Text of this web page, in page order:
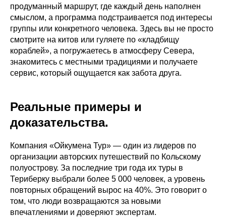
продуманный маршрут, где каждый день наполнен
смыслом, а программа подстраивается под интересы
группы или конкретного человека. Здесь вы не просто
смотрите на китов или гуляете по «кладбищу
кораблей», а погружаетесь в атмосферу Севера,
знакомитесь с местными традициями и получаете
сервис, который ощущается как забота друга.
Реальные примеры и
доказательства.
Компания «Ойкумена Тур» — один из лидеров по
организации авторских путешествий по Кольскому
полуострову. За последние три года их туры в
Териберку выбрали более 5 000 человек, а уровень
повторных обращений вырос на 40%. Это говорит о
том, что люди возвращаются за новыми
впечатлениями и доверяют экспертам.